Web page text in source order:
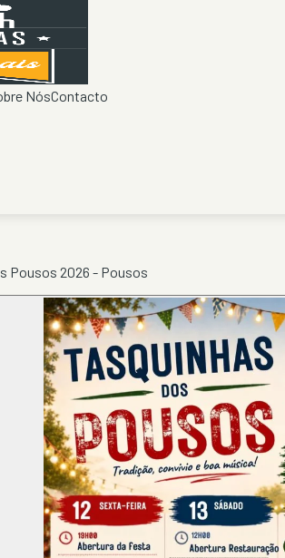
NósContacto
Pousos 2026 - Pousos